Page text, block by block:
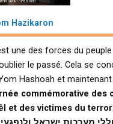
Hazikaron
une des forces du
le passé. Cela se
Hashoah et
commémorative des
et des victimes du